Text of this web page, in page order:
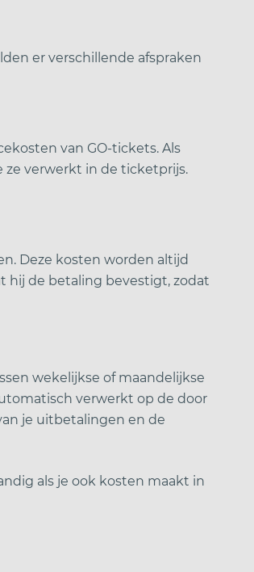
er verschillende afspraken
van GO-tickets. Als
ze verwerkt in de ticketprijs.
Deze kosten worden altijd
hij de betaling bevestigt, zodat
wekelijkse of maandelijkse
verwerkt op de door
je uitbetalingen en de
als je ook kosten maakt in